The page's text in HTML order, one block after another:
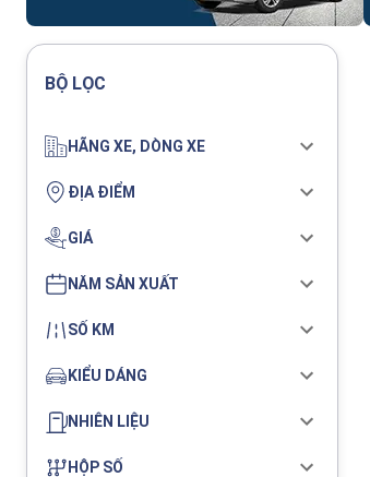
BỘ LỌC
HÃNG XE, DÒNG XE
ĐỊA ĐIỂM
GIÁ
NĂM SẢN XUẤT
SỐ KM
KIỂU DÁNG
NHIÊN LIỆU
HỘP SỐ